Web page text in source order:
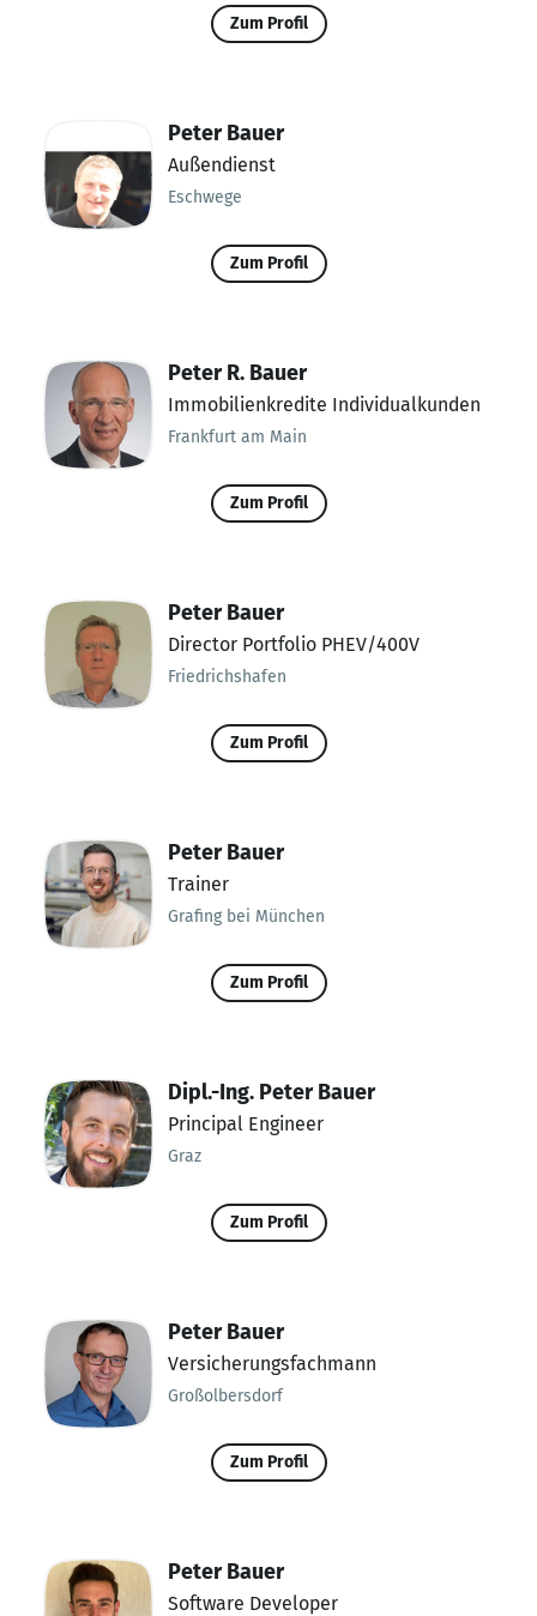
Zum Profil
Peter Bauer
Außendienst
Eschwege
Zum Profil
Peter R. Bauer
Immobilienkredite Individualkunden
Frankfurt am Main
Zum Profil
Peter Bauer
Director Portfolio PHEV/400V
Friedrichshafen
Zum Profil
Peter Bauer
Trainer
Grafing bei München
Zum Profil
Dipl.-Ing. Peter Bauer
Principal Engineer
Graz
Zum Profil
Peter Bauer
Versicherungsfachmann
Großolbersdorf
Zum Profil
Peter Bauer
Software Developer